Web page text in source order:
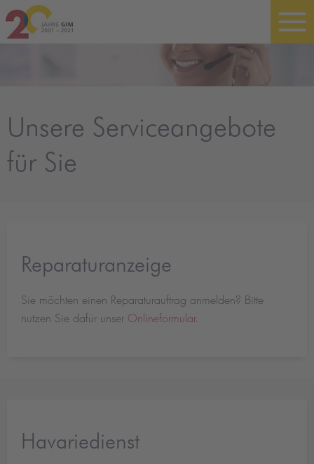
Unsere Serviceangebote
für Sie
Reparaturanzeige
Sie möchten einen Reparaturauftrag anmelden? Bitte
nutzen Sie dafür unser Onlineformular.
Havariedienst